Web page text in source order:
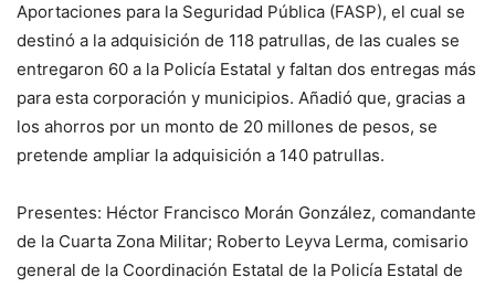
Aportaciones para la Seguridad Pública (FASP), el cual se
destinó a la adquisición de 118 patrullas, de las cuales se
entregaron 60 a la Policía Estatal y faltan dos entregas más
para esta corporación y municipios. Añadió que, gracias a
los ahorros por un monto de 20 millones de pesos, se
pretende ampliar la adquisición a 140 patrullas.
Presentes: Héctor Francisco Morán González, comandante
de la Cuarta Zona Militar; Roberto Leyva Lerma, comisario
general de la Coordinación Estatal de la Policía Estatal de